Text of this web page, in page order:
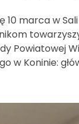
10 marca w
Powiatowej
w Koninie: